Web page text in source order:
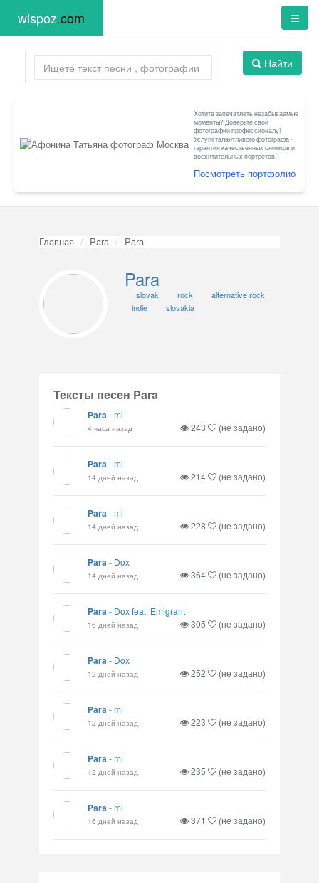
wispoz.com
Найти
Хотите запечатлеть незабываемые
моменты? Доверьте свои
фотографии профессионалу!
Услуги талантливого фотографа -
гарантия качественных снимков и
восхитительных портретов.
Посмотреть портфолио
Главная Para Para
Para
slovak rock
alternative rock
indie
slovakia
Тексты песен Para
Para-mi
4 часа назад 243 (не задано)
Para-mi
14 дней назад 214 (не задано)
Para-mi
14 дней назад 228 (не задано)
Para- Dox
14 дней назад 364 (не задано)
Para- Dox feat. Emigrant
16 дней назад 305 (не задано)
Para- Dox
12 дней назад 252 (не задано)
Para-mi
12 дней назад 223 (не задано)
Para-mi
12 дней назад 235 (не задано)
Para-mi
16 дней назад 371 (не задано)